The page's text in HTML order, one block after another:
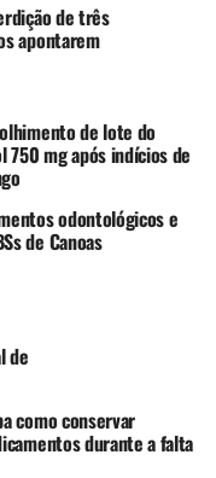
para
Canoas
que Canoas está
de 2024 com a
a
de três
apontarem
de lote do
750 mg após indícios de
odontológicos e
de Canoas
de
como conservar
durante a falta